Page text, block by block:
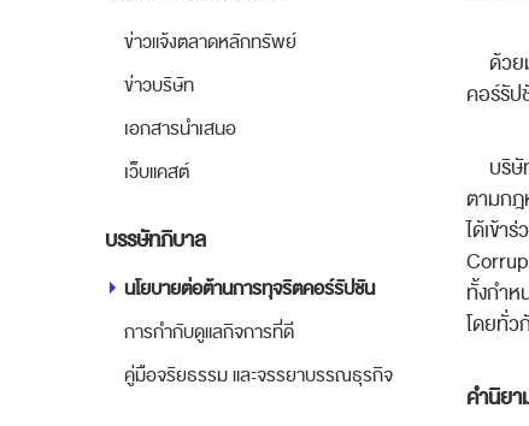
ข่าวแจ้งตลาดหลักทรัพย์
ข่าวบริษัท
เอกสารนำเสนอ
เว็บแคสต์
บรรษัทภิบาล
นโยบายต่อต้านการทุจริตคอร์รัปชัน
การกำกับดูแลกิจการที่ดี
คู่มือจริยธรรม และจรรยาบรรณธุรกิจ
ด้วย
คอร์รัป
บริษั
ตามกฎ
ได้เข้าร่
ทั้งกำห
โดยทั่ว
คำนิยา